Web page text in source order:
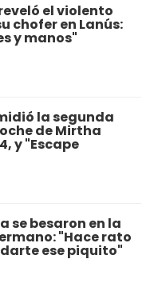
el violento
chofer en Lanús:
y manos"
la segunda
de Mirtha
y "Escape
se besaron en la
"Hace rato
ese piquito"